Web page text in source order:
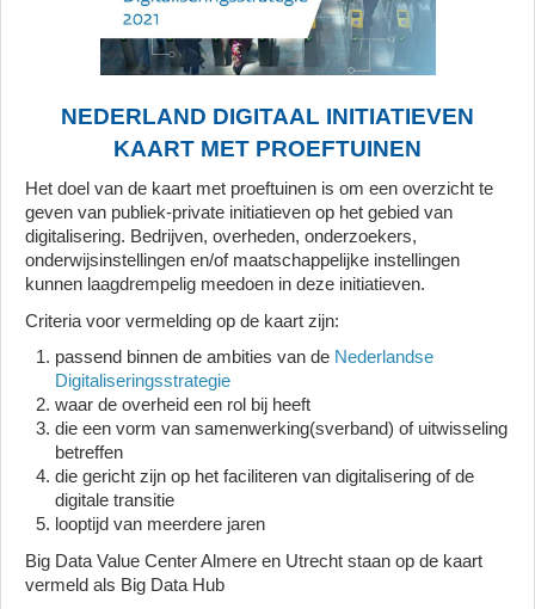
NEDERLAND DIGITAAL INITIATIEVEN
KAART MET PROEFTUINEN
Het doel van de kaart met proeftuinen is om een overzicht te
geven van publiek-private initiatieven op het gebied van
digitalisering. Bedrijven, overheden, onderzoekers,
onderwijsinstellingen en/of maatschappelijke instellingen
kunnen laagdrempelig meedoen in deze initiatieven.
Criteria voor vermelding op de kaart zijn:
passend binnen de ambities van de Nederlandse
Digitaliseringsstrategie
waar de overheid een rol bij heeft
die een vorm van samenwerking(sverband) of uitwisseling
betreffen
die gericht zijn op het faciliteren van digitalisering of de
digitale transitie
looptijd van meerdere jaren
Big Data Value Center Almere en Utrecht staan op de kaart
vermeld als Big Data Hub